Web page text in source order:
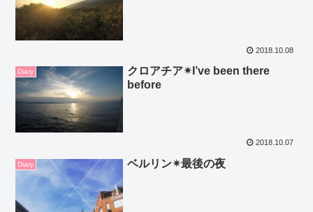
2018.10.08
Diary
クロアチア✴I’ve been there
before
2018.10.07
Diary ベルリン✴最後の夜